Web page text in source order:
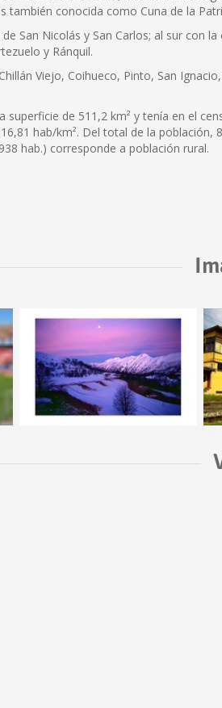
también conocida como Cuna de la
San Nicolás y San Carlos; al sur con
y Ránquil.
Viejo, Coihueco, Pinto, San
superficie de 511,2 km² y tenía en el
hab/km². Del total de la
hab.) corresponde a población rural.